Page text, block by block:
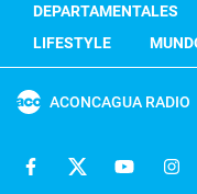
DEPARTAMENTALES
LIFESTYLE
ACONCAGUA RADIO